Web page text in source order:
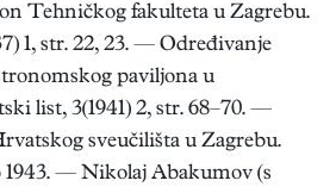
Tehničkog fakulteta u Zagrebu.
1, str. 22, 23. — Određivanje
paviljona u
list, 3(1941) 2, str. 68–70. —
sveučilišta u Zagrebu.
1943. — Nikolaj Abakumov (s